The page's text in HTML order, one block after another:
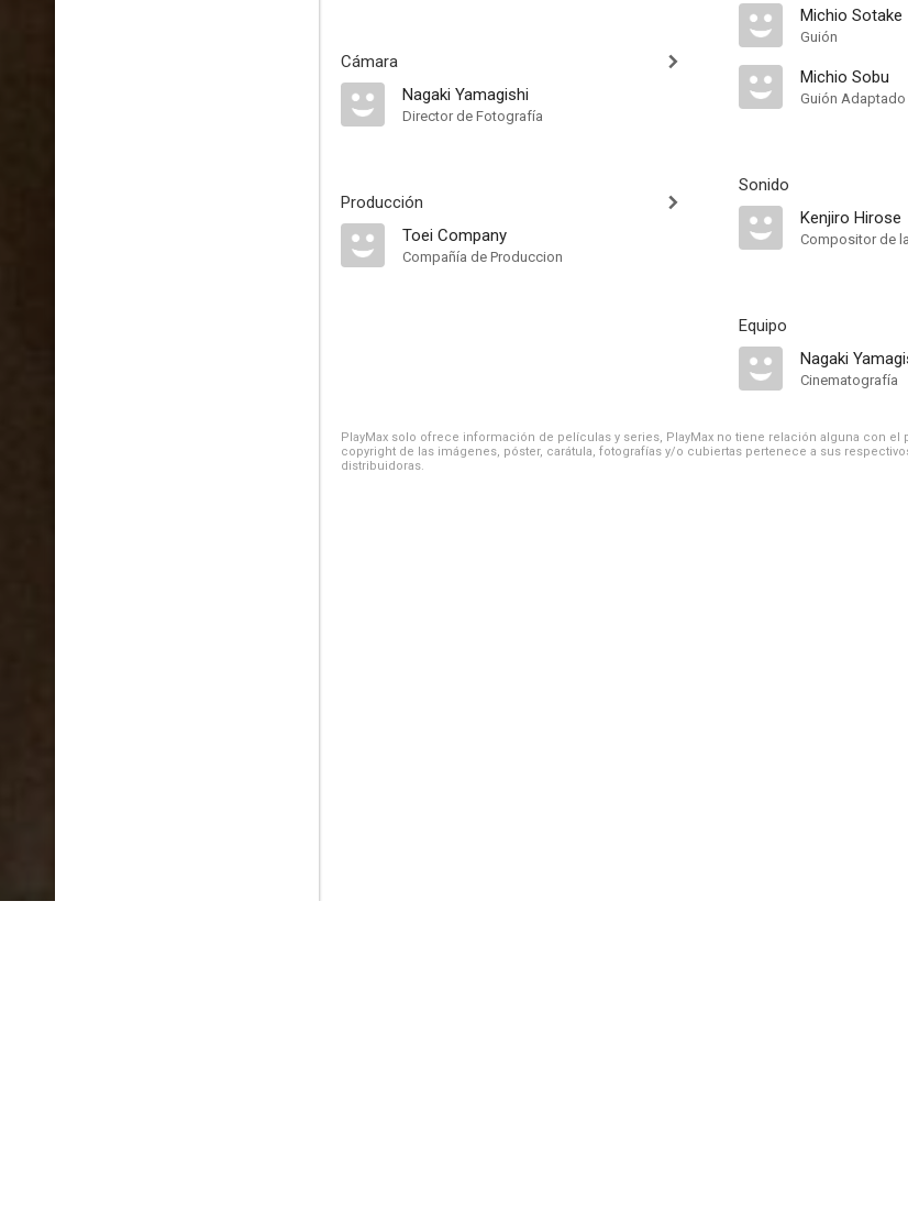
Cámara
Nagaki Yamagishi
Director de Fotografía
Producción
Toei Company
Compañía de Produccion
Michio Sotake
Guión
Michio Sobu
Guión Adaptado
Sonido
Kenjiro Hirose
Compositor de
Equipo
Nagaki
Cinematografía
PlayMax solo ofrece información de películas y series, PlayMax no tiene relación alguna con
copyright de las imágenes, póster, carátula, fotografías y/o cubiertas pertenece a sus
distribuidoras.